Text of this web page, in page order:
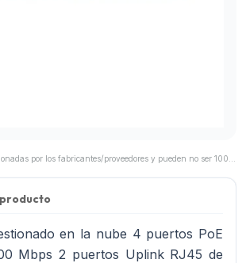
en la nube 4 puertos PoE
Mbps 2 puertos Uplink RJ45 de